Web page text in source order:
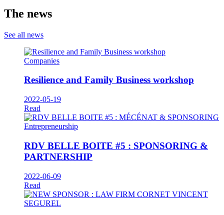
The news
See all news
Companies
Resilience and Family Business workshop
2022-05-19
Read
Entrepreneurship
RDV BELLE BOITE #5 : SPONSORING &
PARTNERSHIP
2022-06-09
Read